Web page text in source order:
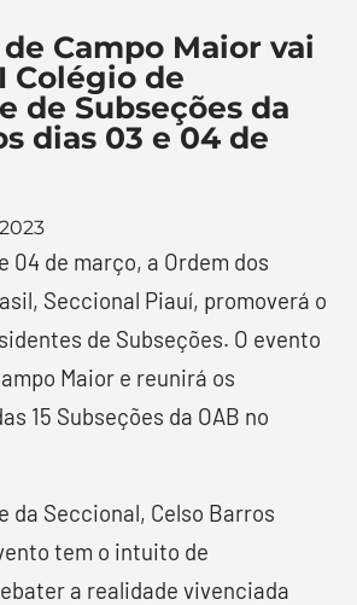
Campo Maior vai
Colégio de
de Subseções da
dias 03 e 04 de
04 de março, a Ordem dos
Seccional Piauí, promoverá o
de Subseções. O evento
Maior e reunirá os
15 Subseções da OAB no
da Seccional, Celso Barros
tem o intuito de
a realidade vivenciada